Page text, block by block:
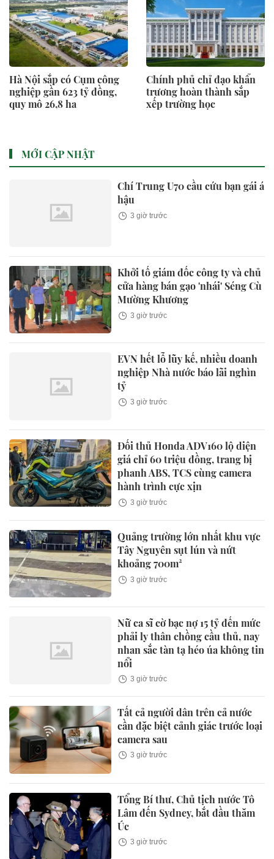
Hà Nội sắp có Cụm công
nghiệp gần 623 tỷ đồng,
quy mô 26,8 ha
Chính phủ chỉ đạo khẩn
trương hoàn thành sắp
xếp trường học
MỚI CẬP NHẬT
Chí Trung U70 cầu cứu bạn gái á
hậu
3 giờ trước
Khởi tố giám đốc công ty và chủ
cửa hàng bán gạo 'nhái' Séng Cù
Mường Khương
3 giờ trước
EVN hết lỗ lũy kế, nhiều doanh
nghiệp Nhà nước báo lãi nghìn
tỷ
3 giờ trước
Đối thủ Honda ADV160 lộ diện
giá chỉ 60 triệu đồng, trang bị
phanh ABS, TCS cùng camera
hành trình cực xịn
3 giờ trước
Quảng trường lớn nhất khu vực
Tây Nguyên sụt lún và nứt
khoảng 700m²
3 giờ trước
Nữ ca sĩ cờ bạc nợ 15 tỷ đến mức
phải ly thân chồng cầu thủ, nay
nhan sắc tàn tạ héo úa không tin
nổi
3 giờ trước
Tất cả người dân trên cả nước
cần đặc biệt cảnh giác trước loại
camera sau
3 giờ trước
Tổng Bí thư, Chủ tịch nước Tô
Lâm đến Sydney, bắt đầu thăm
Úc
3 giờ trước